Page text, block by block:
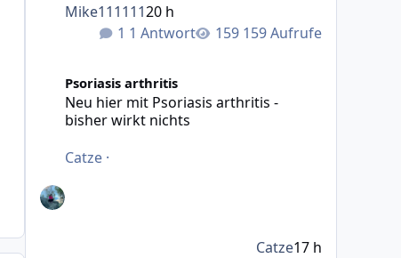
1 Antwort 159 Aufrufe
Mike11111120 h
Psoriasis arthritis
Neu hier mit Psoriasis arthritis -
bisher wirkt nichts
Catze ·
Catze17 h